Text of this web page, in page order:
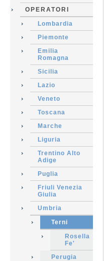
OPERATORI
Lombardia
Piemonte
Emilia
Romagna
Sicilia
Lazio
Veneto
Toscana
Marche
Liguria
Trentino Alto
Adige
Puglia
Friuli Venezia
Giulia
Umbria
Terni
Rosella
Fe'
Perugia